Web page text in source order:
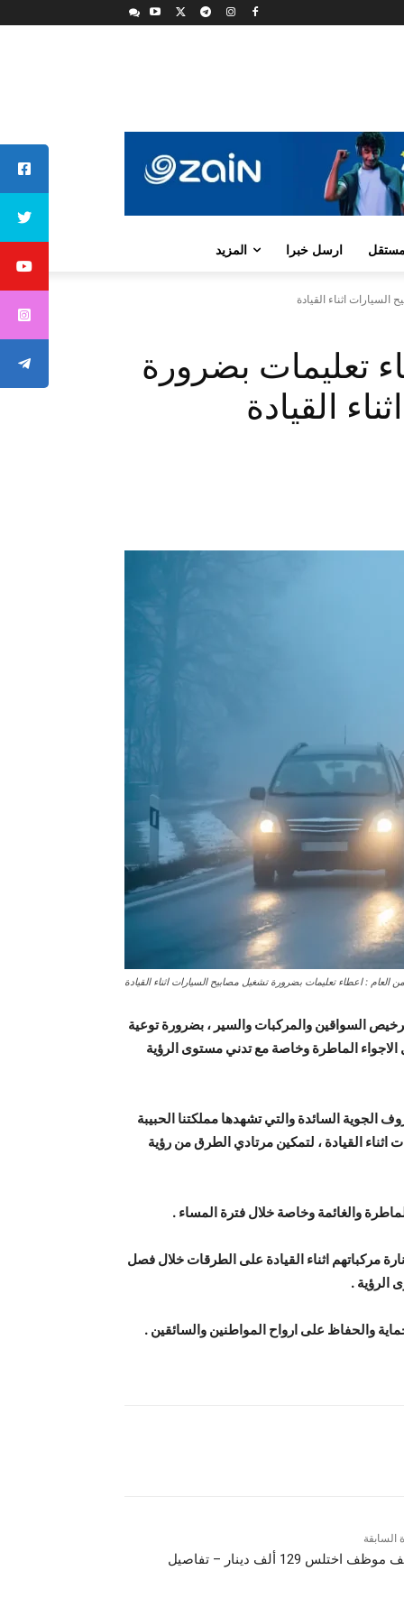
ارسل خبرا المزيد
اثناء القيادة
تعليمات بضرورة
القيادة
العام : اعطاء تعليمات بضرورة تشغيل مصابيح السيارات اثناء القيادة
السواقين والمركبات والسير ، بضرورة توعية
الاجواء الماطرة وخاصة مع تدني مستوى الرؤية
الجوية السائدة والتي تشهدها مملكتنا الحبيبة
القيادة ، لتمكين مرتادي الطرق من رؤية
والغائمة وخاصة خلال فترة المساء .
مركباتهم اثناء القيادة على الطرقات خلال فصل
الرؤية .
والحفاظ على ارواح المواطنين والسائقين .
السابقة
اختلس 129 ألف دينار – تفاصيل